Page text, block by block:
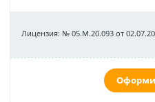
Лицензия: № 05.М.20.093 от